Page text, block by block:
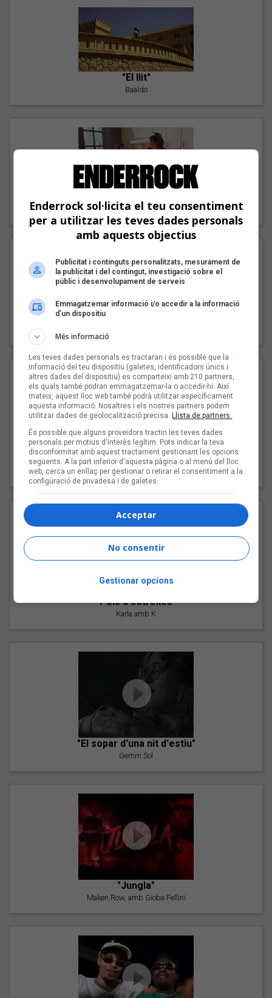
"El llit"
Baaldo
Carmen y María
"Les cabres"
94 Rules amb Compte
"Pols d'estrelles"
Karla amb K
"El sopar d'una nit d'estiu"
Gemm Sol
"Jungla"
Maken Row, amb Gioba Fellini
Enderrock sol·licita el teu consentiment
per a utilitzar les teves dades personals
amb aquests objectius
Publicitat i continguts personalitzats, mesurament de
la publicitat i del contingut, investigació sobre el
públic i desenvolupament de serveis
Emmagatzemar informació i/o accedir a la informació
d’un dispositiu
Més informació
Les teves dades personals es tractaran i és possible que la
informació del teu dispositiu (galetes, identificadors únics i
altres dades del dispositiu) es comparteixi amb 210 partners,
els quals també podran emmagatzemar-la o accedir-hi. Així
mateix, aquest lloc web també podrà utilitzar específicament
aquesta informació. Nosaltres i els nostres partners podem
utilitzar dades de geolocalització precisa.Llista de partners.
És possible que alguns proveïdors tractin les teves dades
personals per motius d'interès legítim. Pots indicar la teva
disconformitat amb aquest tractament gestionant les opcions
següents. A la part inferior d'aquesta pàgina o al menú del lloc
web, cerca un enllaç per gestionar o retirar el consentiment a la
configuració de privadesa i de galetes.
Acceptar
No consentir
Gestionar opcions